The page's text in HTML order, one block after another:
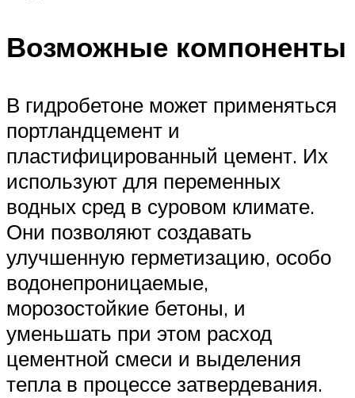
Возможные компоненты
В гидробетоне может применяться
портландцемент и
пластифицированный цемент. Их
используют для переменных
водных сред в суровом климате.
Они позволяют создавать
улучшенную герметизацию, особо
водонепроницаемые,
морозостойкие бетоны, и
уменьшать при этом расход
цементной смеси и выделения
тепла в процессе затвердевания.